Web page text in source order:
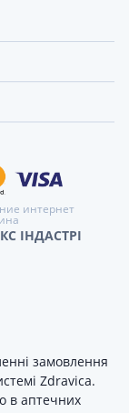
интернет
ІНДАСТРІ
замовлення
Zdravica.
в аптечних